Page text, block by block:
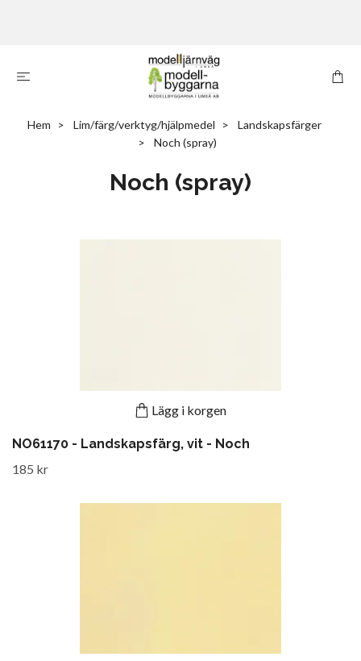
Hem Lim/färg/verktyg/hjälpmedel
Landskapsfärger
Noch (spray)
Noch (spray)
Lägg i korgen
NO61170 - Landskapsfärg, vit - Noch
185 kr